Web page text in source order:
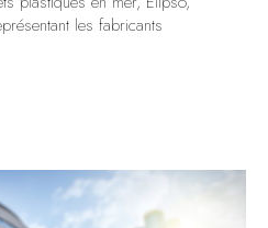
les fabricants